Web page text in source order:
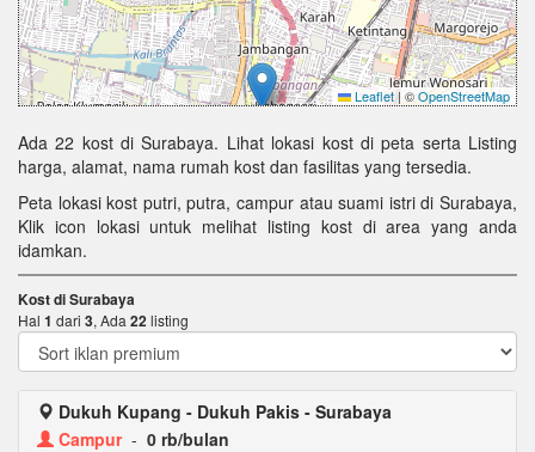
Leaflet | ©OpenStreetMap
Ada 22 kost di Surabaya. Lihat lokasi kost di peta serta Listing
harga, alamat, nama rumah kost dan fasilitas yang tersedia.
Peta lokasi kost putri, putra, campur atau suami istri di Surabaya,
Klik icon lokasi untuk melihat listing kost di area yang anda
idamkan.
Kost di Surabaya
Hal 1 dari 3, Ada 22listing
Dukuh Kupang - Dukuh Pakis - Surabaya
Campur- 0 rb/bulan